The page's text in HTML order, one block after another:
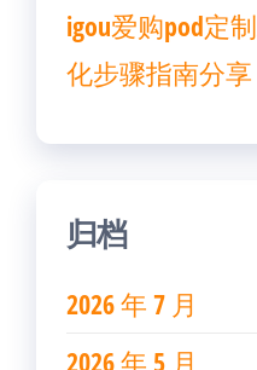
igou爱购pod定
化步骤指南分享
归档
2026 年 7 月
2026 年 5 月